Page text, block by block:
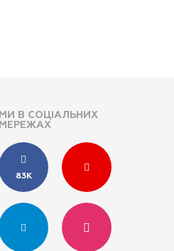
МИ В СОЦІАЛЬНИХ
МЕРЕЖАХ
83K